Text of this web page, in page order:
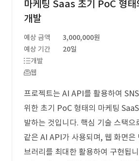
마케팅 Saas 초기 PoC 형태
개발
예상 금액
3,000,000원
예상 기간
20일
개발
웹
프로젝트는 AI API를 활용하여
위한 초기 PoC 형태의 마케팅
발하는 것입니다. 핵심 기술 스택
같은 AI API가 사용되며, 웹 화면은
브러리를 최대한 활용하여 구현됩